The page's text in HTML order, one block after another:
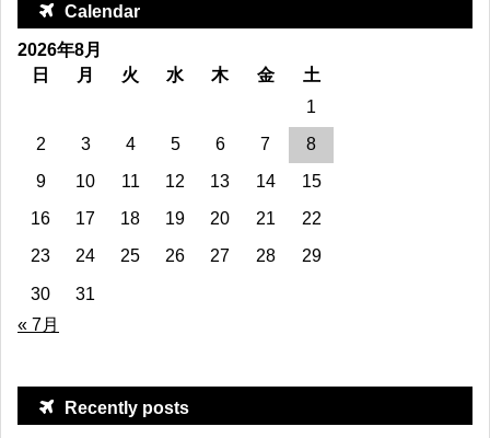
Calendar
2026年8月
日
月 火 水 木 金
土
1
2
3 4 5 6 7
8
9
10 11 12 13 14
15
16
17 18 19 20 21
22
23
24 25 26 27 28 29
30
31
« 7月
Recently posts